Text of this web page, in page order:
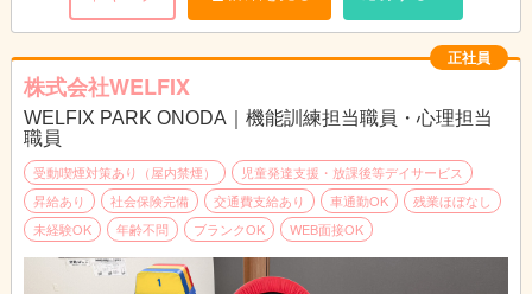
※教室長業務を行う方は教室長業務(教室運営・トレーナー管理)
【1日のスケジュール例】
9:30～ 出勤、朝礼
10:00～ レッスン1
11:35～ 休憩
12:35～ 事務作業
14:40～ レッスン2
16:25～ レッスン3
18:30～ 退勤
正社員
株式会社WELFIX
WELFIX PARK ONODA｜機能訓練担当職員・心理担当
職員
受動喫煙対策あり（屋内禁煙）
児童発達支援・放課後等デイサービス
昇給あり
社会保険完備 交通費支給あり 車通勤OK
残業ほぼなし
未経験OK
年齢不問 ブランクOK WEB面接OK